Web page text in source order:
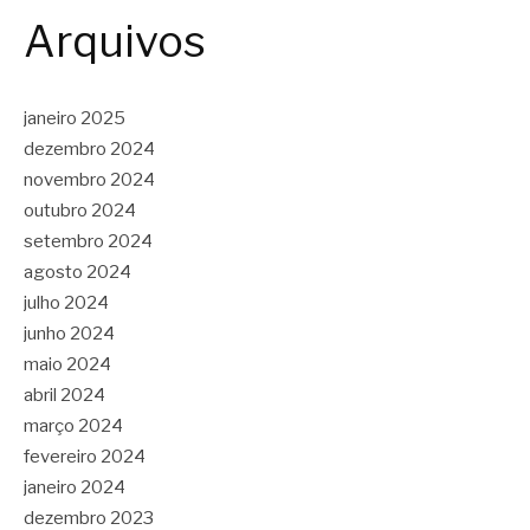
Arquivos
janeiro 2025
dezembro 2024
novembro 2024
outubro 2024
setembro 2024
agosto 2024
julho 2024
junho 2024
maio 2024
abril 2024
março 2024
fevereiro 2024
janeiro 2024
dezembro 2023